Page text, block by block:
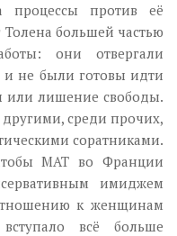
против её
большей частью
они отвергали
и не были готовы идти
лишение свободы.
среди прочих,
соратниками.
МАТ во Франции
имиджем
к женщинам
всё больше